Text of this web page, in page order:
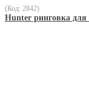
(Код: 2842)
Hunter ринговка для